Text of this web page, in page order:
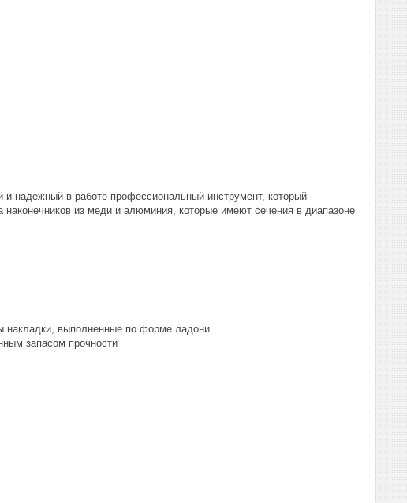
и надежный в работе профессиональный инструмент, который
из меди и алюминия, которые имеют сечения в диапазоне
накладки, выполненные по форме ладони
запасом прочности